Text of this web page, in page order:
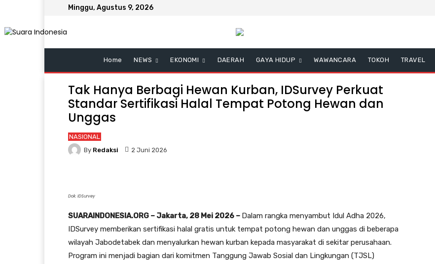
Minggu, Agustus 9, 2026
Home NEWS EKONOMI DAERAH GAYA HIDUP WAWANCARA TOKOH TRAVEL
Tak Hanya Berbagi Hewan Kurban, IDSurvey Perkuat
Standar Sertifikasi Halal Tempat Potong Hewan dan
Unggas
NASIONAL
By Redaksi 2 Juni 2026
Dok. IDSurvey
SUARAINDONESIA.ORG – Jakarta, 28 Mei 2026 – Dalam rangka menyambut Idul Adha 2026,
IDSurvey memberikan sertifikasi halal gratis untuk tempat potong hewan dan unggas di beberapa
wilayah Jabodetabek dan menyalurkan hewan kurban kepada masyarakat di sekitar perusahaan.
Program ini menjadi bagian dari komitmen Tanggung Jawab Sosial dan Lingkungan (TJSL)